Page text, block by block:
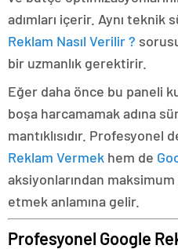
adımları içerir. Aynı teknik
Reklam Nasıl Verilir ?
bir uzmanlık gerektirir.
Eğer daha önce bu paneli
boşa harcamamak adına
mantıklısıdır. Profesyonel
Reklam Vermek hem de
aksiyonlarından maksimum
etmek anlamına gelir.
Profesyonel Google